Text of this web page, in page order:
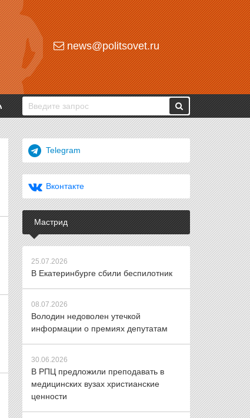
news@politsovet.ru
Telegram
Вконтакте
Мастрид
25.07.2026
В Екатеринбурге сбили беспилотник
08.07.2026
Володин недоволен утечкой
информации о премиях депутатам
30.06.2026
В РПЦ предложили преподавать в
медицинских вузах христианские
ценности